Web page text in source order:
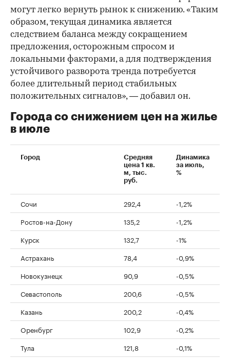
могут легко вернуть рынок к снижению. «Таким
образом, текущая динамика является
следствием баланса между сокращением
предложения, осторожным спросом и
локальными факторами, а для подтверждения
устойчивого разворота тренда потребуется
более длительный период стабильных
положительных сигналов», — добавил он.
Города со снижением цен на жилье
в июле
Город
Средняя
цена 1 кв.
м, тыс.
руб.
Динамика
за июль,
%
Сочи 292,4
-1,2%
Ростов-на-Дону
135,2
-1,2%
Курск
132,7
-1%
Астрахань
78,4
-0,9%
Новокузнецк
90,9
-0,5%
Севастополь
200,6
-0,5%
Казань
200,2
-0,4%
Оренбург
102,9
-0,2%
Тула
121,8
-0,1%